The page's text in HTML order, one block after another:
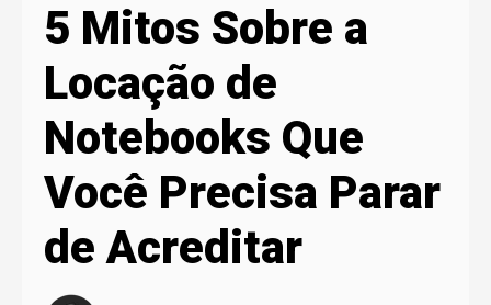
5 Mitos Sobre a
Locação de
Notebooks Que
Você Precisa Parar
de Acreditar